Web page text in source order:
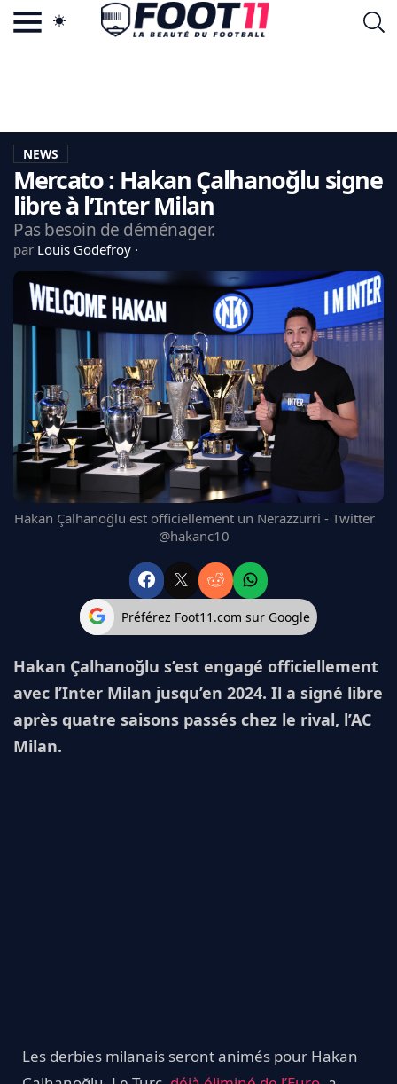
LA CHARTE
VIE PRIVÉE
CGU
CONTACTEZ-NOUS
MERCATO
CDM 2026
EDF
REAL MADRID
FC BARCELONE
MANCHESTER UNITED
CHELSEA
BAYERN
L'AVIS DE LA RÉDAC'
NEWS
Mercato : Hakan Çalhanoğlu signe
libre à l’Inter Milan
Pas besoin de déménager.
par Louis Godefroy
Hakan Çalhanoğlu est officiellement un Nerazzurri - Twitter
@hakanc10
Préférez Foot11.com sur Google
Hakan Çalhanoğlu s’est engagé officiellement
avec l’Inter Milan jusqu’en 2024. Il a signé libre
après quatre saisons passés chez le rival, l’AC
Milan.
Les derbies milanais seront animés pour Hakan